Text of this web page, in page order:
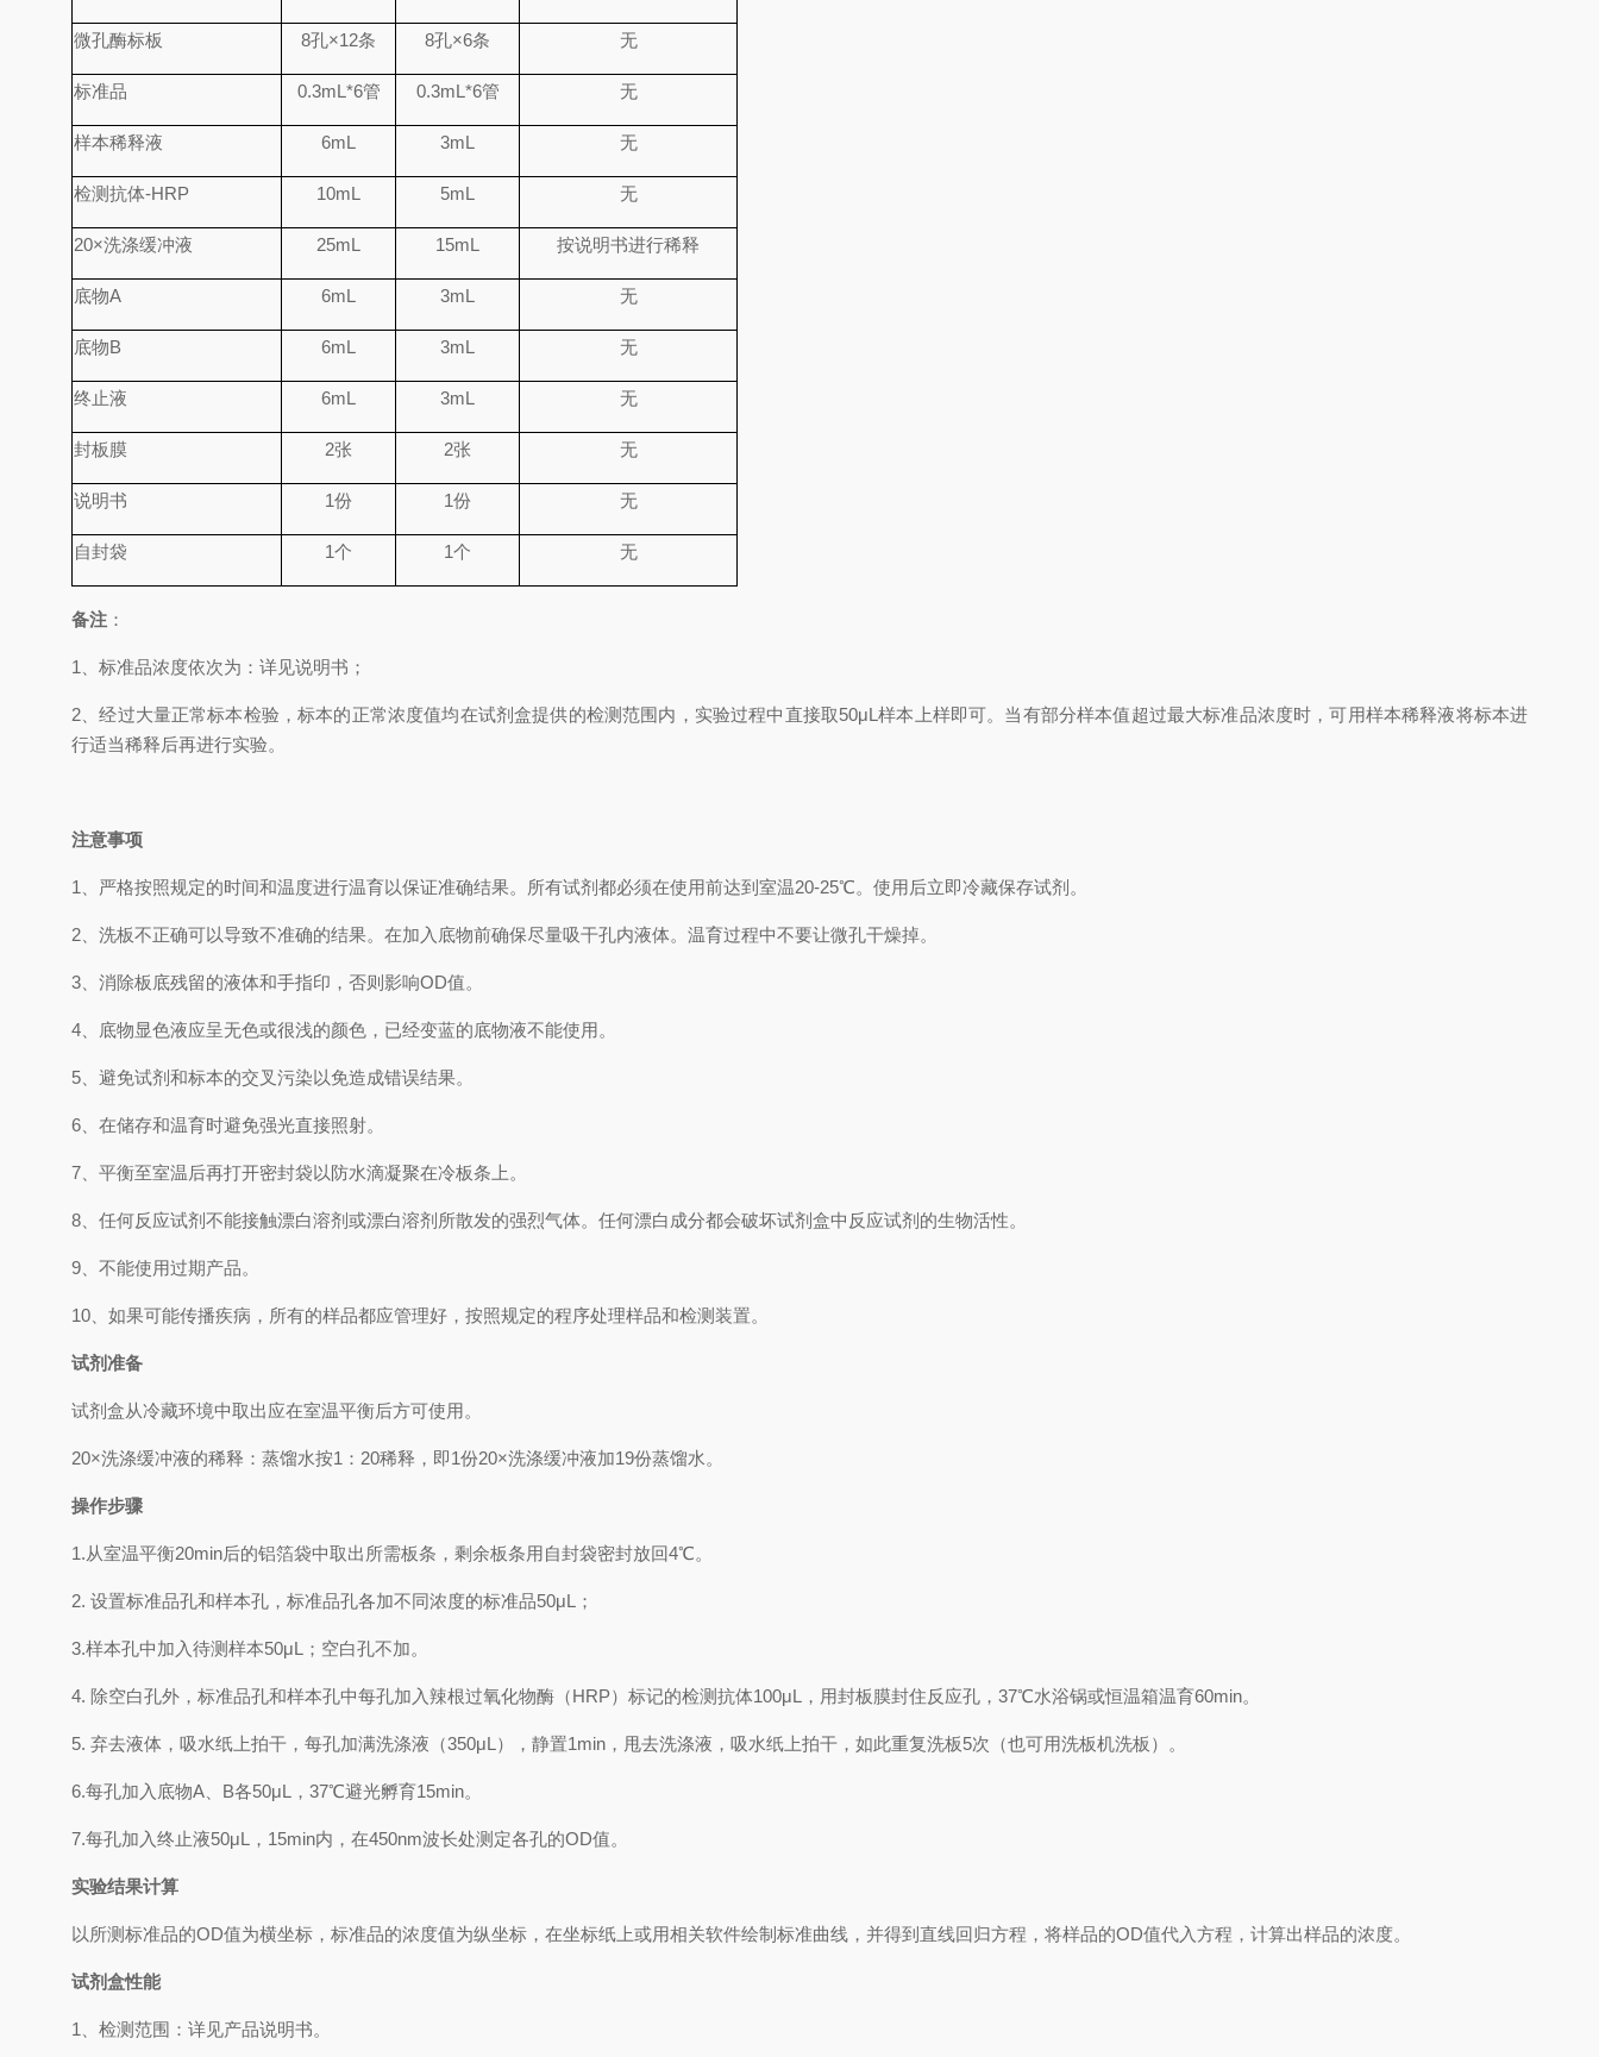
微孔酶标板 8孔×12条 8孔×6条 无
标准品 0.3mL*6管 0.3mL*6管 无
样本稀释液 6mL 3mL 无
检测抗体-HRP 10mL 5mL 无
20×洗涤缓冲液 25mL 15mL 按说明书进行稀释
底物A 6mL 3mL 无
底物B 6mL 3mL 无
终止液 6mL 3mL 无
封板膜 2张 2张 无
说明书 1份 1份 无
自封袋 1个 1个 无
备注 ：
1、 标准品浓度依次为 ： 详见说明书；
2、经过大量正常标本检验，标本的正常浓度值均在试剂盒提供的检测范围内，实验过程中直接取50μL样本上样即可。当有部分样本值超过最大标准品浓度时，可用样本稀释液将标本进
行适当稀释后再进行实验。
注意事项
1、 严格按照规定的时间和温度进行温育以保证准确结果。所有试剂都必须在使用前达到室温20-25℃。使用后立即冷藏保存试剂。
2、 洗板不正确可以导致不准确的结果。在加入底物前确保尽量吸干孔内液体。温育过程中不要让微孔干燥掉。
3、 消除板底残留的液体和手指印，否则影响OD值。
4、 底物显色液应呈无色或很浅的颜色，已经变蓝的底物液不能使用。
5、 避免试剂和标本的交叉污染以免造成错误结果。
6、 在储存和温育时避免强光直接照射。
7、 平衡至室温后再打开密封袋以防水滴凝聚在冷板条上。
8、 任何反应试剂不能接触漂白溶剂或漂白溶剂所散发的强烈气体。任何漂白成分都会破坏试剂盒中反应试剂的生物活性。
9、 不能使用过期产品。
10、 如果可能传播疾病，所有的样品都应管理好，按照规定的程序处理样品和检测装置。
试剂准备
试剂盒从冷藏环境中取出应在室温平衡后方可使用。
20×洗涤缓冲液的稀释：蒸馏水按1 ： 20稀释，即1份20×洗涤缓冲液加19份蒸馏水。
操作步骤
1.从室温平衡20min后的铝箔袋中取出所需板条，剩余板条用自封袋密封放回4℃。
2. 设置标准品孔和样本孔，标准品孔各加不同浓度的标准品50μL ；
3.样本孔中加 入待测样本50μL ；空白孔不加。
4. 除空白孔外，标准品孔和样本孔中每孔加入辣根过氧化物酶（HRP）标记的检测抗体100μL ，用封板膜封住反应孔， 37℃水浴锅或恒温箱温育60min。
5. 弃去液体，吸水纸上拍干，每孔加满洗涤液 （350μL ） ，静置1min ，甩去洗涤液，吸水纸上拍干，如此重复洗板5次（也可用洗板机洗板）。
6.每孔加入底物A B各50μL ， 37℃避光孵育15min。
7.每孔加入终止液50μL ， 15min内，在450nm波长处测定各孔的OD值。
实验结果计算
以 所测标准品的OD值为横坐标， 标准品的浓度值为纵坐标，在坐标纸上或用相关软件绘制 标准曲线 ，并得到 直线回归方程 ， 将样品的OD值代入方程，计算出样品的浓度。
试剂盒性能
1、检测范围： 详见产品说明书。